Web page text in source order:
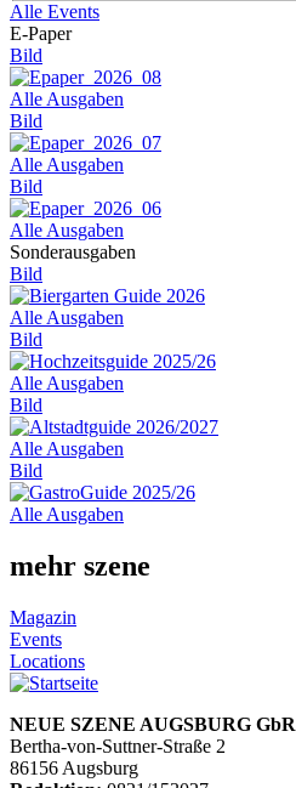
Alle Events
E-Paper
Bild
Alle Ausgaben
Bild
Alle Ausgaben
Bild
Alle Ausgaben
Sonderausgaben
Bild
Alle Ausgaben
Bild
Alle Ausgaben
Bild
Alle Ausgaben
Bild
Alle Ausgaben
mehr szene
Magazin
Events
Locations
NEUE SZENE AUGSBURG GbR
Bertha-von-Suttner-Straße 2
86156 Augsburg